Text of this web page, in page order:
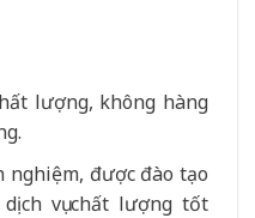
lượng, không hàng
được đào tạo
vụ chất lượng tốt